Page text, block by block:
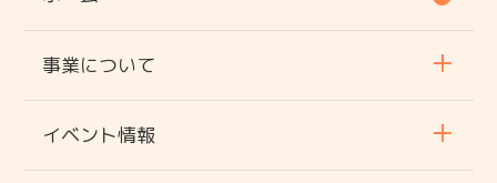
事業について
イベント情報